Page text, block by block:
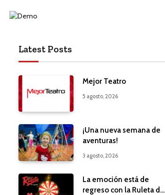
Latest Posts
Mejor Teatro
5 agosto, 2026
¡Una nueva semana de
aventuras!
3 agosto, 2026
La emoción está de
regreso con la Ruleta de